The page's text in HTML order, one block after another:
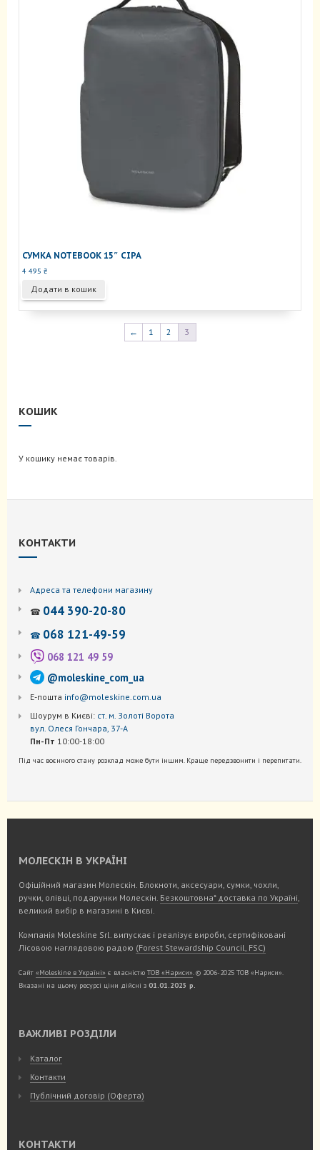
СУМКА NOTEBOOK 15″ СІРА
4 495 ₴
Додати в кошик
← 1 2 3
КОШИК
У кошику немає товарів.
КОНТАКТИ
Адреса та телефони магазину
☎ 044 390-20-80
☎ 068 121-49-59
068 121 49 59
@moleskine_com_ua
Е-пошта info@moleskine.com.ua
Шоурум в Києві: ст. м. Золоті Ворота
вул. Олеся Гончара, 37-А
Пн-Пт 10:00-18:00
Під час воєнного стану розклад може бути іншим. Краще передзвонити і перепитати.
МОЛЕСКІН В УКРАЇНІ
Офіційний магазин Молескін. Блокноти, аксесуари, сумки, чохли,
ручки, олівці, подарунки Молескін. Безкоштовна* доставка по Україні
великий вибір в магазині в Києві.
Компанія Moleskine Srl. випускає і реалізує вироби, сертифіковані
Лісовою наглядовою радою (Forest Stewardship Council, FSC)
Сайт «Moleskine в Україні» є власністю ТОВ «Нариси» . © 2006-2025 ТОВ «Нариси».
Вказані на цьому ресурсі ціни дійсні з 01.01.2025 р.
ВАЖЛИВІ РОЗДІЛИ
Каталог
Контакти
Публічний договір (Оферта)
КОНТАКТИ